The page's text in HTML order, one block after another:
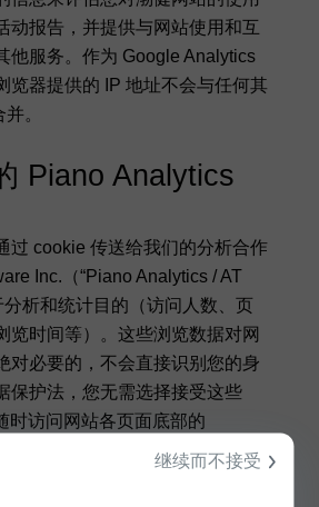
继续而不接受
动报告，并提供与网站使用和互
他服务。作为 Google Analytics
览器提供的 IP 地址不会与任何其
。
Piano Analytics
过 cookie 传送给我们的分析合作
Inc.（“Piano Analytics / AT
分析和统计目的（访问人数、页
览时间等）。这些浏览数据对网
对必要的，不会直接识别您的身
保护法，您无需选择接受这些
时访问网站各页面底部的
通过浏览器设置来调整您的偏